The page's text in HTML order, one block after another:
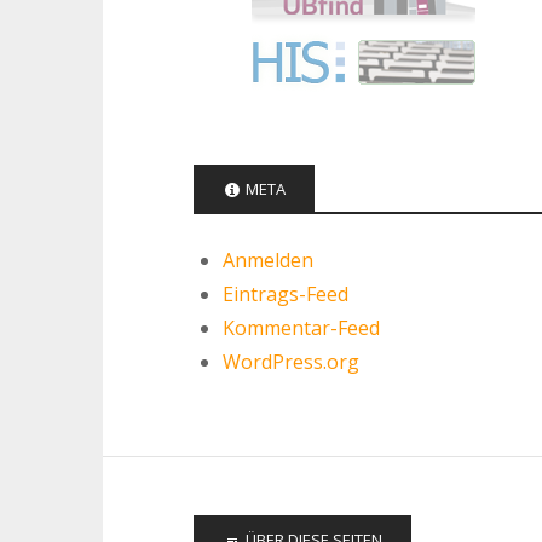
META
Anmelden
Eintrags-Feed
Kommentar-Feed
WordPress.org